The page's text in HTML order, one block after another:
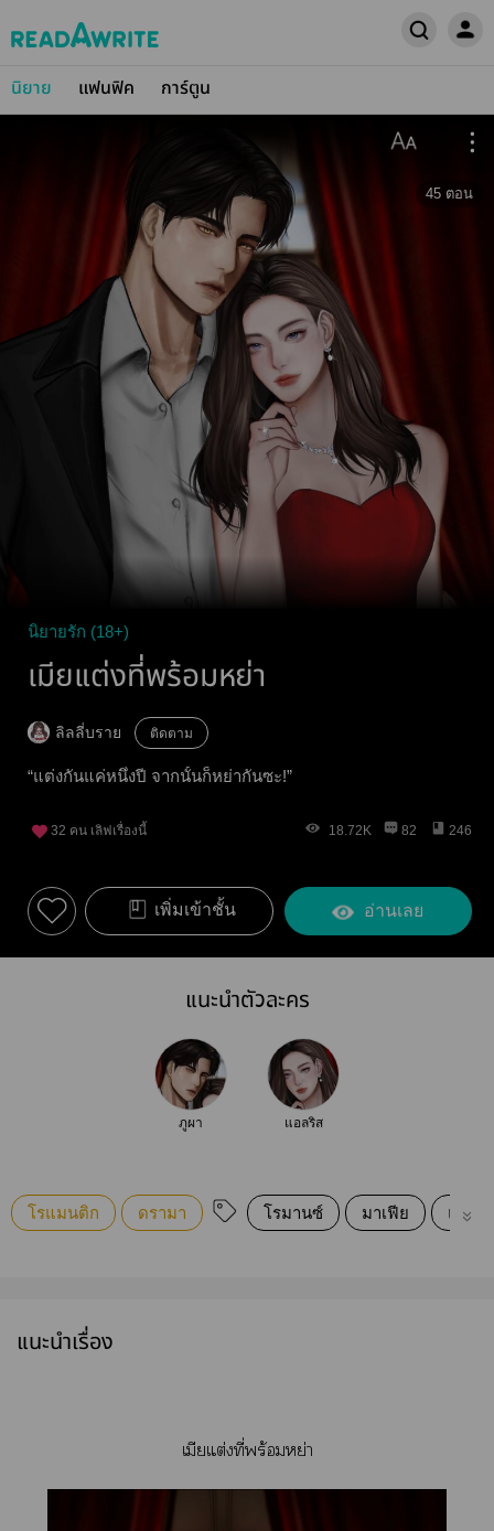
นิยาย แฟนฟิค การ์ตูน
45 ตอน
นิยายรัก (18+)
เมียแต่งที่พร้อมหย่า
ลิลลี่บราย ติดตาม
“แต่งกันแค่หนึ่งปี จากนั้นก็หย่ากันซะ!”
32 คน เลิฟเรื่องนี้ 18.72K 82 246
เพิ่มเข้าชั้น อ่านเลย
แนะนำตัวละคร
ภูผา แอลริส
โรแมนติก ดรามา โรมานซ์ มาเฟีย แต่งง
แนะนำเรื่อง
เมียแต่งที่พร้อมหย่า